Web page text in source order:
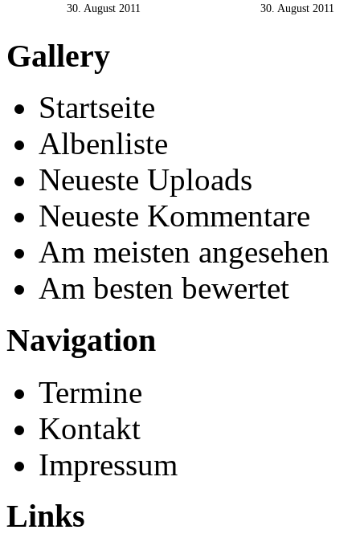
30. August 2011 30. August 2011
Gallery
Startseite
Albenliste
Neueste Uploads
Neueste Kommentare
Am meisten angesehen
Am besten bewertet
Navigation
Termine
Kontakt
Impressum
Links